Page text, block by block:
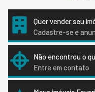
Quer vender seu
Cadastre-se e
Não encontrou o
Entre em contato